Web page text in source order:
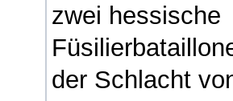
zwei hessische
der Schlacht